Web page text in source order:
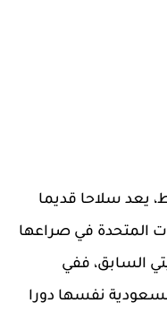
يعد سلاحا قديما
المتحدة في صراعها
السابق، ففي
نفسها دورا